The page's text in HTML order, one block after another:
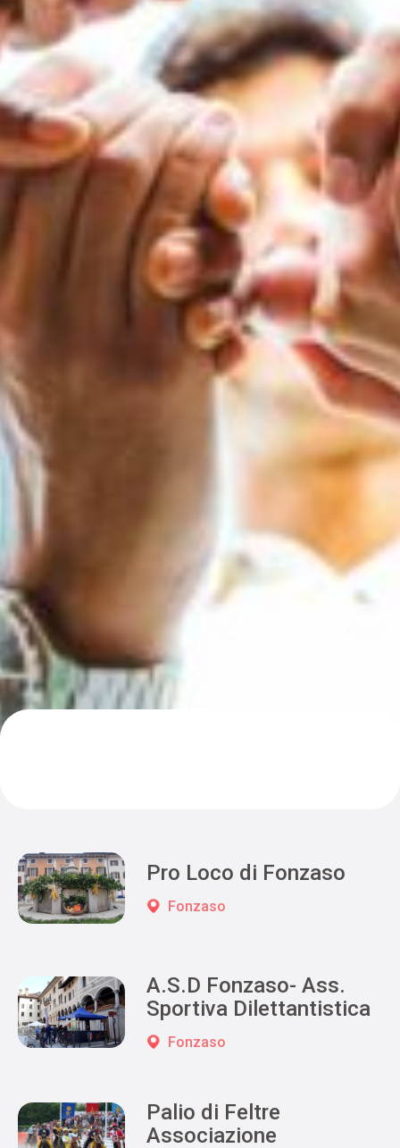
Pro Loco di Fonzaso
Fonzaso
A.S.D Fonzaso- Ass.
Sportiva Dilettantistica
Fonzaso
Palio di Feltre
Associazione